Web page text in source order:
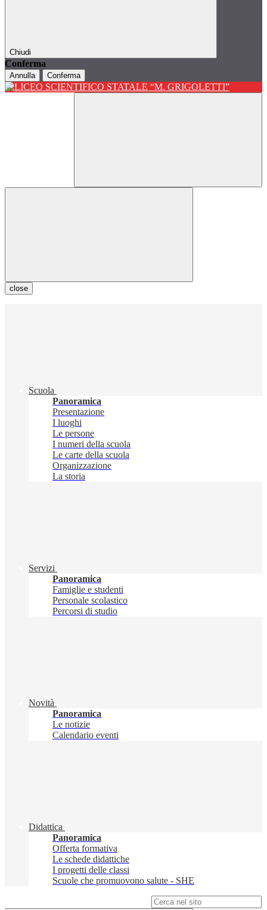
Chiudi
Conferma
Annulla Conferma
close
Scuola
Panoramica
Presentazione
I luoghi
Le persone
I numeri della scuola
Le carte della scuola
Organizzazione
La storia
Servizi
Panoramica
Famiglie e studenti
Personale scolastico
Percorsi di studio
Novità
Panoramica
Le notizie
Calendario eventi
Didattica
Panoramica
Offerta formativa
Le schede didattiche
I progetti delle classi
Scuole che promuovono salute - SHE